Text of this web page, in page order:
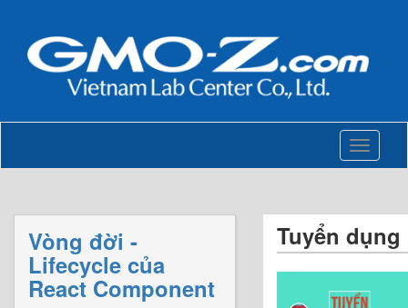
Toggle
Vòng đời -
Lifecycle của
React Component
Tuyển dụng